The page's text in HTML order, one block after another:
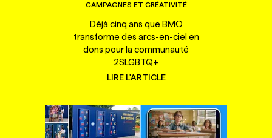
CAMPAGNES ET CRÉATIVITÉ
Déjà cinq ans que BMO
transforme des arcs-en-ciel en
dons pour la communauté
2SLGBTQ+
LIRE L'ARTICLE